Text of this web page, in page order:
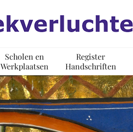
Scholen en
Werkplaatsen
Register
Handschriften